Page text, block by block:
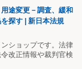
途変更－調査、緩和
探す | 新日本法規
ショップです。法律
改正情報や裁判官検